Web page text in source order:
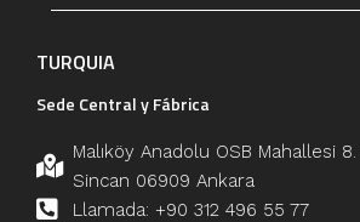
TURQUIA
Sede Central y Fábrica
Malıköy Anadolu OSB Mahallesi
Sincan 06909 Ankara
Llamada: +90 312 496 55 77